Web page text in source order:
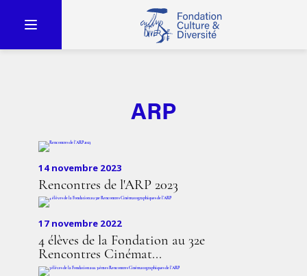
ARP
14 novembre 2023
Rencontres de l'ARP 2023
17 novembre 2022
4 élèves de la Fondation au 32e
Rencontres Cinémat...